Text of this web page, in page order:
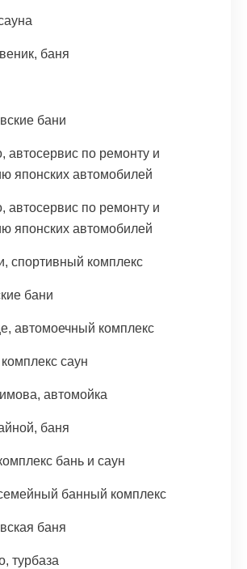
баня
бани
автосервис по ремонту и
японских автомобилей
автосервис по ремонту и
японских автомобилей
спортивный комплекс
бани
автомоечный комплекс
саун
автомойка
баня
бань и саун
банный комплекс
баня
турбаза